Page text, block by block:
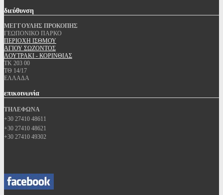
διεύθυνση
ΜΕΓΓΟΥΛΗΣ ΠΡΟΚΟΠΗΣ
ΓΕΩΠΟΝΙΚΟ ΠΑΡΚΟ
ΠΕΡΙΟΧΗ ΙΣΘΜΟΥ
ΑΓΙΟΥ ΣΩΖΟΝΤΟΣ
ΛΟΥΤΡΑΚΙ - ΚΟΡΙΝΘΙΑΣ
ΤΚ 203 00
ΤΘ 14/17
ΕΛΛΑΔΑ
επικοινωνία
ΤΗΛΕΦΩΝΑ
+30 27410 48611
+30 27410 48621
+30 27410 49302